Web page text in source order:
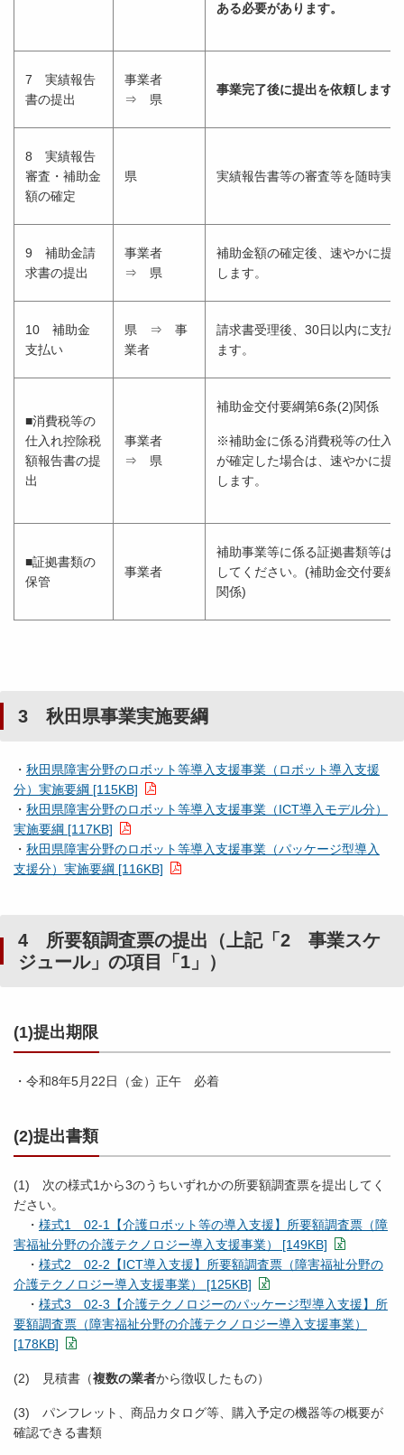
ある必要があります。
7 実績報告
書の提出
事業者
⇒ 県
事業完了後に提出を依頼します
8 実績報告
審査・補助金
額の確定
県 実績報告書等の審査等を随時実
9 補助金請
求書の提出
事業者
⇒ 県
補助金額の確定後、速やかに提
します。
10 補助金
支払い
県 ⇒ 事
業者
請求書受理後、30日以内に支払
ます。
■消費税等の
仕入れ控除税
額報告書の提
出
事業者
⇒ 県
補助金交付要綱第6条(2)関係
※補助金に係る消費税等の仕入
が確定した場合は、速やかに提
します。
■証拠書類の
保管
事業者
補助事業等に係る証拠書類等は5
してください。(補助金交付要綱
関係)
3 秋田県事業実施要綱
・ 秋田県障害分野のロボット等導入支援事業（ロボット導入支援
分）実施要綱 [115KB]
・ 秋田県障害分野のロボット等導入支援事業（ICT導入モデル分）
実施要綱 [117KB]
・ 秋田県障害分野のロボット等導入支援事業（パッケージ型導入
支援分）実施要綱 [116KB]
4 所要額調査票の提出（上記「2 事業スケ
ジュール」の項目「1」）
(1)提出期限
・令和8年5月22日（金）正午 必着
(2)提出書類
(1) 次の様式1から3のうちいずれかの所要額調査票を提出してく
ださい。
・ 様式1 02-1【介護ロボット等の導入支援】所要額調査票（障
害福祉分野の介護テクノロジー導入支援事業） [149KB]
・ 様式2 02-2【ICT導入支援】所要額調査票（障害福祉分野の
介護テクノロジー導入支援事業） [125KB]
・ 様式3 02-3【介護テクノロジーのパッケージ型導入支援】所
要額調査票（障害福祉分野の介護テクノロジー導入支援事業）
[178KB]
(2) 見積書（複数の業者から徴収したもの）
(3) パンフレット、商品カタログ等、購入予定の機器等の概要が
確認できる書類